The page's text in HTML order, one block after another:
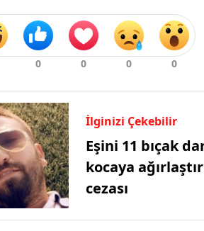
İlginizi Çekebilir
Eşini 11 bıçak
kocaya
cezası